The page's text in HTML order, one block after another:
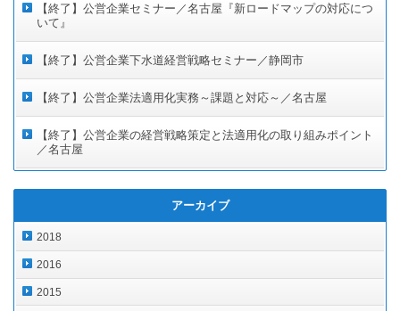
【終了】公営企業セミナー／名古屋『新ロードマップの対応につ
いて』
【終了】公営企業下水道経営戦略セミナー／静岡市
【終了】公営企業法適用化実務～課題と対応～／名古屋
【終了】公営企業の経営戦略策定と法適用化の取り組みポイント
／名古屋
アーカイブ
2018
2016
2015